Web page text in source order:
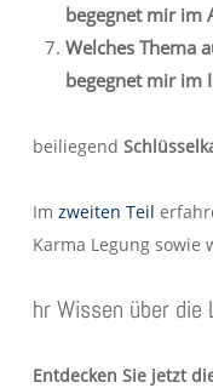
begegnet mir im
Welches Thema
begegnet mir im
beiliegend
Im zweiten Teil
Karma Legung sowie
hr Wissen über die
Entdecken Sie jetzt